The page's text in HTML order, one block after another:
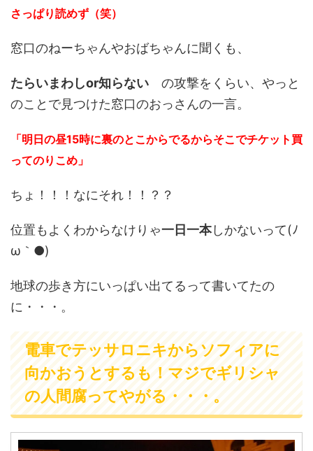
さっぱり読めず（笑）
窓口のねーちゃんやおばちゃんに聞くも、
たらいまわしor知らない の攻撃をくらい、やっと
のことで見つけた窓口のおっさんの一言。
「明日の昼15時に裏のとこからでるからそこでチケット買
ってのりこめ」
ちょ！！！なにそれ！！？？
位置もよくわからなけりゃ一日一本しかないって(ﾉ
ω｀●)
地球の歩き方にいっぱい出てるって書いてたの
に・・・。
電車でテッサロニキからソフィアに
向かおうとするも！マジでギリシャ
の人間腐ってやがる・・・。